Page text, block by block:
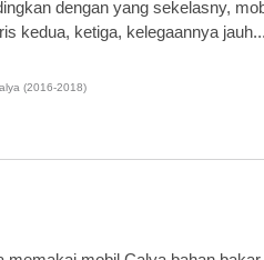
dengan yang sekelasny,
kedua, ketiga, kelegaannya
(2016-2018)